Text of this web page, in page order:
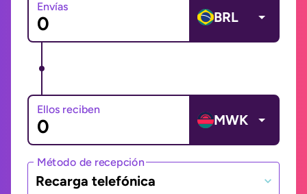
Envías
BRL
Ellos reciben
MWK
Método de recepción
Recarga telefónica